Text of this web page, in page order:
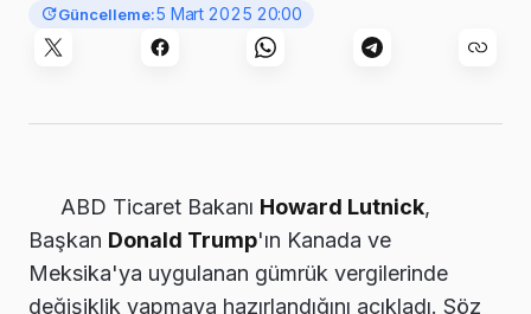
Güncelleme:5 Mart 2025 20:00
ABD Ticaret Bakanı Howard Lutnick,
Başkan Donald Trump'ın Kanada ve
Meksika'ya uygulanan gümrük vergilerinde
değişiklik yapmaya hazırlandığını açıkladı. Söz